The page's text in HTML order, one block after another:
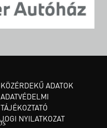
KÖZÉRDEKŰ ADATOK
ADATVÉDELMI
TÁJÉKOZTATÓ
JOGI NYILATKOZAT